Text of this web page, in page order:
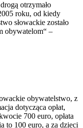
otrzymało
roku, od kiedy
słowackie zostało
obywatelom“ –
obywatelstwo, z
dotycząca opłat,
700 euro, opłata
to 100 euro, a za dzieci